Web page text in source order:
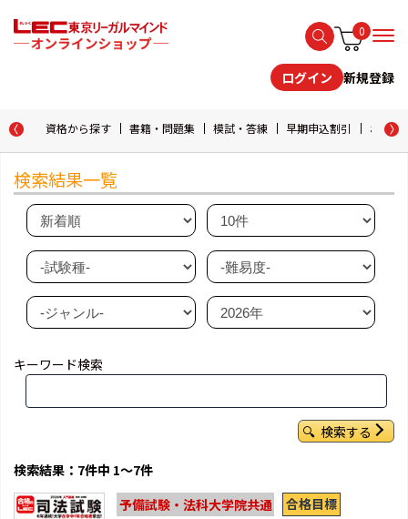
0
ログイン 新規登録
資格から探す 書籍・問題集 模試・答練 早期申込割引 おため
検索結果一覧
キーワード検索
検索する
検索結果：7件中 1～7件
予備試験・法科大学院共通 合格目標